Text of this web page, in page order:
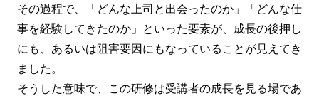
その過程で、「どんな上司と出会ったのか」「どんな仕
事を経験してきたのか」といった要素が、成長の後押し
にも、あるいは阻害要因にもなっていることが見えてき
ました。
そうした意味で、この研修は受講者の成長を見る場であ